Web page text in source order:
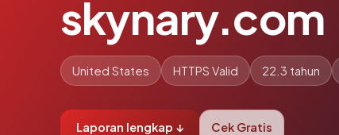
skynary.com
United States HTTPS Valid 22.3 tahun
Laporan lengkap ↓ Cek Gratis